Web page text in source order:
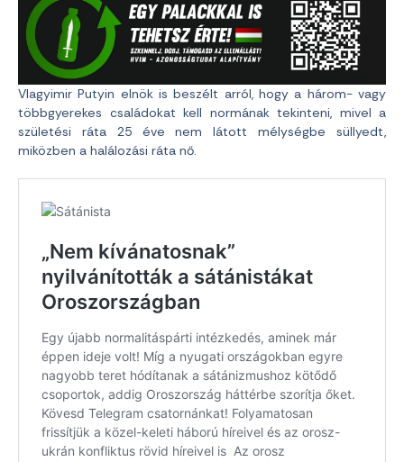
Vlagyimir Putyin elnök is beszélt arról, hogy a három- vagy
többgyerekes családokat kell normának tekinteni, mivel a
születési ráta 25 éve nem látott mélységbe süllyedt,
miközben a halálozási ráta nő.